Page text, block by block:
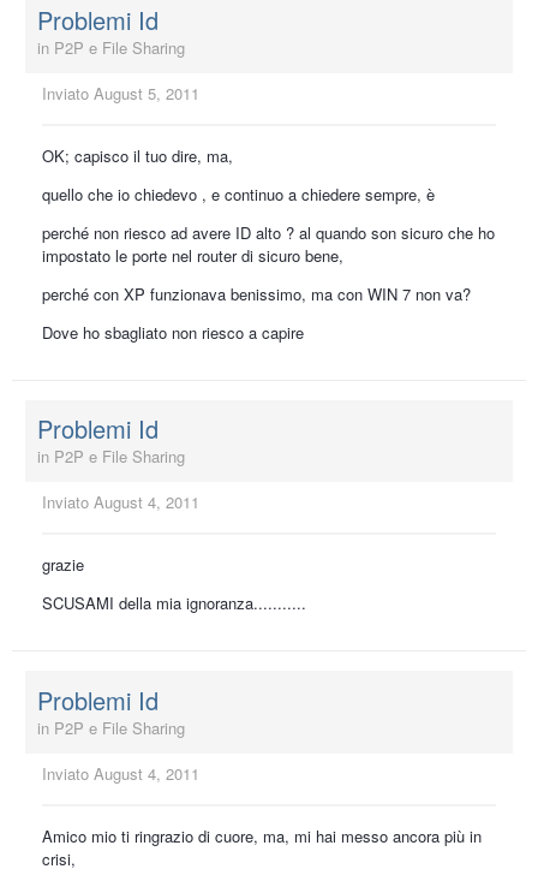
Problemi Id
in P2P e File Sharing
Inviato August 5, 2011
OK; capisco il tuo dire, ma,
quello che io chiedevo , e continuo a chiedere sempre, è
perché non riesco ad avere ID alto ? al quando son sicuro che ho
impostato le porte nel router di sicuro bene,
perché con XP funzionava benissimo, ma con WIN 7 non va?
Dove ho sbagliato non riesco a capire
Problemi Id
in P2P e File Sharing
Inviato August 4, 2011
grazie
SCUSAMI della mia ignoranza...........
Problemi Id
in P2P e File Sharing
Inviato August 4, 2011
Amico mio ti ringrazio di cuore, ma, mi hai messo ancora più in
crisi,